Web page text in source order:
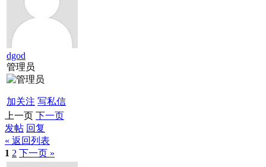
dgod
管理员
加关注 写私信
上一页 下一页
发帖 回复
« 返回列表
1 2 下一页 »